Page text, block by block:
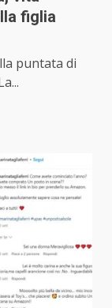
figlia
puntata di